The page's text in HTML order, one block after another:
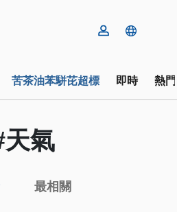
苦茶油苯駢芘超標 即時 熱
天氣
最相關